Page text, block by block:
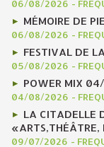
06/08/2026 -
MÉMOIRE DE
06/08/2026 -
FESTIVAL DE
05/08/2026 -
POWER MIX
04/08/2026 -
LA CITADELLE
«ARTS,THÉÂTRE,
09/07/2026 -